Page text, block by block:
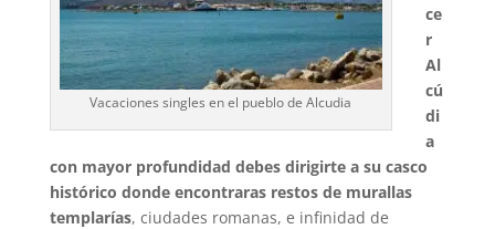
Vacaciones singles en el pueblo de Alcudia
ce
r
Al
cú
di
a
con mayor profundidad debes dirigirte a su casco
histórico donde encontraras restos de murallas
templarías, ciudades romanas, e infinidad de